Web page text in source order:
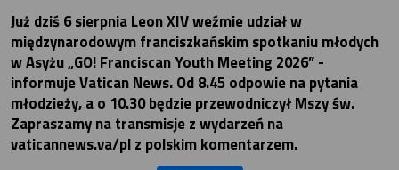
Już dziś 6 sierpnia Leon XIV weźmie udział w
międzynarodowym franciszkańskim spotkaniu młodych
w Asyżu „GO! Franciscan Youth Meeting 2026” -
informuje Vatican News. Od 8.45 odpowie na pytania
młodzieży, a o 10.30 będzie przewodniczył Mszy św.
Zapraszamy na transmisje z wydarzeń na
vaticannews.va/pl z polskim komentarzem.